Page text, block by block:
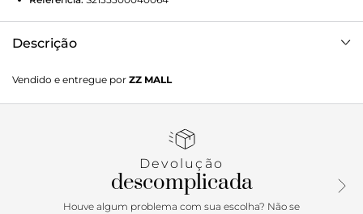
Descrição
textura snake clássica com um design moderno e feminino.
O couro texturizado no cabedal garante um visual
fechamento em fivela no tornozelo proporcionam conforto
acompanham em qualquer ocasião com estilo e conforto.
Vendido e entregue por ZZ MALL
Devolução
descomplicada
Houve algum problema com sua escolha? Não se